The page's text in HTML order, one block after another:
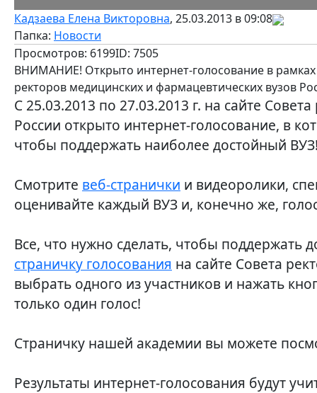
Кадзаева Елена Викторовна, 25.03.2013 в 09:08
Папка: Новости
Просмотров: 6199ID: 7505
ВНИМАНИЕ! Открыто интернет-голосование в рамках
ректоров медицинских и фармацевтических вузов
С 25.03.2013 по 27.03.2013 г. на сайте
России открыто интернет-голосование, в
чтобы поддержать наиболее достойный
Смотрите веб-странички и видеоролики,
оценивайте каждый ВУЗ и, конечно же,
Все, что нужно сделать, чтобы поддержать
страничку голосования на сайте Совета
выбрать одного из участников и нажать
только один голос!
Страничку нашей академии вы можете
Результаты интернет-голосования будут